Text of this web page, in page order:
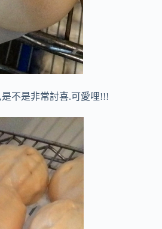
不是非常討喜.可愛哩!!!